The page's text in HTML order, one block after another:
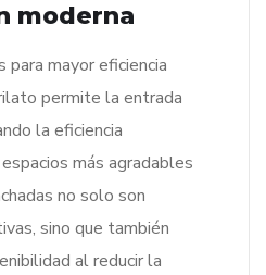
moderna
para mayor eficiencia
permite la entrada
la eficiencia
más agradables
no solo son
sino que también
al reducir la